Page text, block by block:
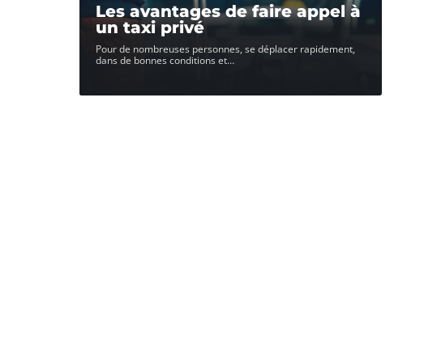
Les avantages de faire appel à
un taxi privé
Pour de nombreuses personnes, se déplacer rapidement,
dans de bonnes conditions et…